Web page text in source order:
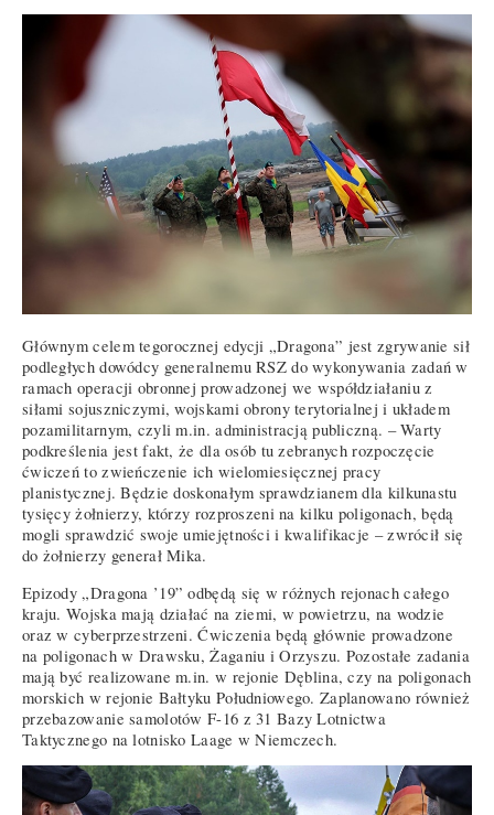
Głównym celem tegorocznej edycji „Dragona” jest zgrywanie sił
podległych dowódcy generalnemu RSZ do wykonywania zadań w
ramach operacji obronnej prowadzonej we współdziałaniu z
siłami sojuszniczymi, wojskami obrony terytorialnej i układem
pozamilitarnym, czyli m.in. administracją publiczną. – Warty
podkreślenia jest fakt, że dla osób tu zebranych rozpoczęcie
ćwiczeń to zwieńczenie ich wielomiesięcznej pracy
planistycznej. Będzie doskonałym sprawdzianem dla kilkunastu
tysięcy żołnierzy, którzy rozproszeni na kilku poligonach, będą
mogli sprawdzić swoje umiejętności i kwalifikacje – zwrócił się
do żołnierzy generał Mika.
Epizody „Dragona ’19” odbędą się w różnych rejonach całego
kraju. Wojska mają działać na ziemi, w powietrzu, na wodzie
oraz w cyberprzestrzeni. Ćwiczenia będą głównie prowadzone
na poligonach w Drawsku, Żaganiu i Orzyszu. Pozostałe zadania
mają być realizowane m.in. w rejonie Dęblina, czy na poligonach
morskich w rejonie Bałtyku Południowego. Zaplanowano również
przebazowanie samolotów F-16 z 31 Bazy Lotnictwa
Taktycznego na lotnisko Laage w Niemczech.